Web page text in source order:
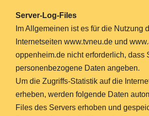
Server-Log-Files
Im Allgemeinen ist es für die Nutzung
Internetseiten www.tvneu.de und
oppenheim.de nicht erforderlich, dass
personenbezogene Daten angeben.
Um die Zugriffs-Statistik auf die
erheben, werden folgende Daten
Files des Servers erhoben und